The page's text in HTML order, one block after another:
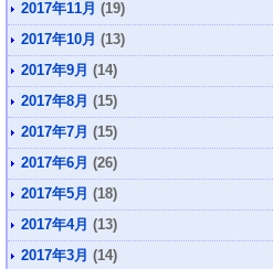
2017年11月 (19)
2017年10月 (13)
2017年9月 (14)
2017年8月 (15)
2017年7月 (15)
2017年6月 (26)
2017年5月 (18)
2017年4月 (13)
2017年3月 (14)